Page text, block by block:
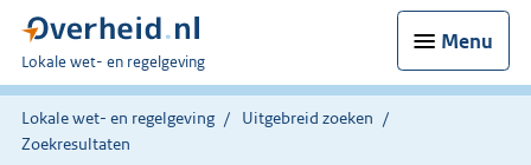
Menu
U
bent
hier:
Lokale wet- en regelgeving
Lokale wet- en regelgeving
Uitgebreid zoeken
Zoekresultaten